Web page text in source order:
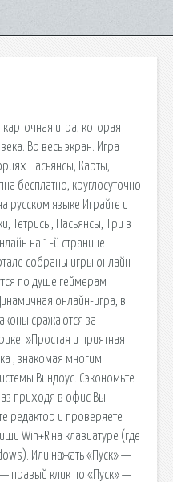
карточная игра, которая
Во весь экран. Игра
Пасьянсы, Карты,
бесплатно, круглосуточно
русском языке Играйте и
Тетрисы, Пасьянсы, Три в
на 1-й странице
собраны игры онлайн
по душе геймерам
онлайн-игра, в
сражаются за
»Простая и приятная
, знакомая многим
Виндоус. Сэкономьте
приходя в офис Вы
редактор и проверяете
Win+R на клавиатуре (где
Или нажать «Пуск» —
правый клик по «Пуск» —